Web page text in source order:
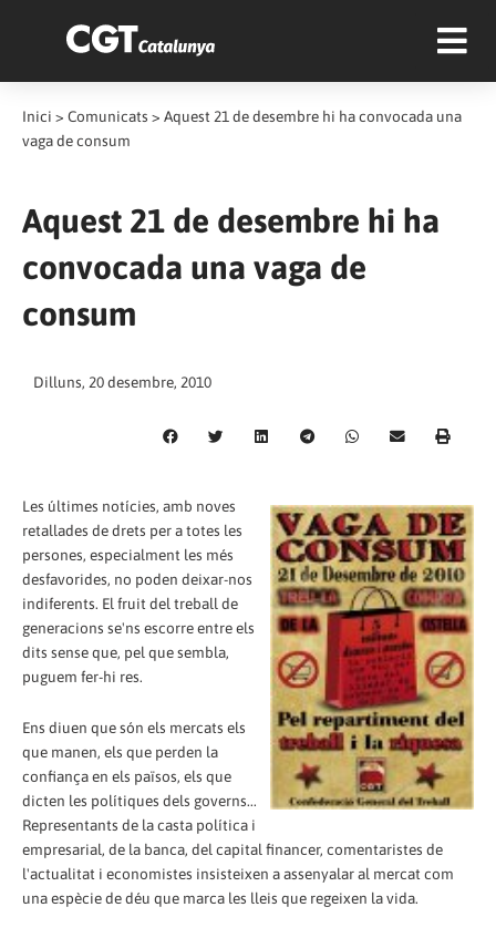
Inici > Comunicats > Aquest 21 de desembre hi ha convocada una
vaga de consum
Aquest 21 de desembre hi ha
convocada una vaga de
consum
Dilluns, 20 desembre, 2010
Les últimes notícies, amb noves
retallades de drets per a totes les
persones, especialment les més
desfavorides, no poden deixar-nos
indiferents. El fruit del treball de
generacions se'ns escorre entre els
dits sense que, pel que sembla,
puguem fer-hi res.
Ens diuen que són els mercats els
que manen, els que perden la
confiança en els països, els que
dicten les polítiques dels governs...
Representants de la casta política i
empresarial, de la banca, del capital financer, comentaristes de
l'actualitat i economistes insisteixen a assenyalar al mercat com
una espècie de déu que marca les lleis que regeixen la vida.